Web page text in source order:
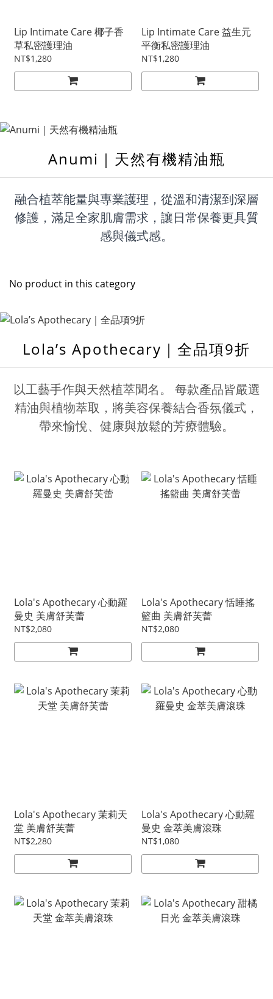
Lip Intimate Care 椰子香
草私密護理油
NT$1,280
Lip Intimate Care 益生元
平衡私密護理油
NT$1,280
Anumi｜天然有機精油瓶
融合植萃能量與專業護理，從溫和清潔到深層
修護，滿足全家肌膚需求，讓日常保養更具質
感與儀式感。
No product in this category
Lola’s Apothecary｜全品項9折
以工藝手作與天然植萃聞名。 每款產品皆嚴選
精油與植物萃取，將美容保養結合香氛儀式，
帶來愉悅、健康與放鬆的芳療體驗。
Lola's Apothecary 心動羅
曼史 美膚舒芙蕾
NT$2,080
Lola's Apothecary 恬睡搖
籃曲 美膚舒芙蕾
NT$2,080
Lola's Apothecary 茉莉天
堂 美膚舒芙蕾
NT$2,280
Lola's Apothecary 心動羅
曼史 金萃美膚滾珠
NT$1,080